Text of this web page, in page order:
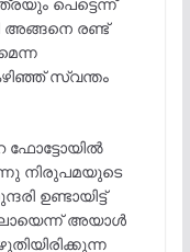
അങ്ങനെ രണ്ട്
സ്വന്തം
ഫോട്ടോയിൽ
നിരുപമയുടെ
ഉണ്ടായിട്ട്
അയാൾ